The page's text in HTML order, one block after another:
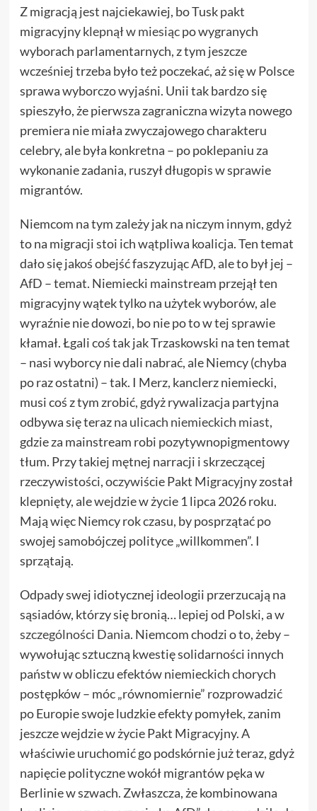
Z migracją jest najciekawiej, bo Tusk pakt
migracyjnyklepnął w miesiącpo wygranych
wyborach parlamentarnych, z tym jeszcze
wcześniej trzeba było też poczekać, aż się w Polsce
sprawa wyborczo wyjaśni. Unii tak bardzo się
spieszyło, że pierwsza zagraniczna wizyta nowego
premiera nie miała zwyczajowego charakteru
celebry, ale była konkretna – po poklepaniu za
wykonanie zadania, ruszył długopis w sprawie
migrantów.
Niemcom na tym zależy jak na niczym innym, gdyż
to na migracji stoi ich wątpliwa koalicja. Ten temat
dało się jakoś obejść faszyzując AfD, ale to był jej –
AfD – temat. Niemiecki mainstream przejął ten
migracyjny wątek tylko na użytek wyborów, ale
wyraźnie nie dowozi, bo nie po to w tej sprawie
kłamał. Łgali coś tak jak Trzaskowski na ten temat
– nasi wyborcy nie dali nabrać, ale Niemcy (chyba
po raz ostatni) – tak. I Merz, kanclerz niemiecki,
musi coś z tym zrobić, gdyż rywalizacja partyjna
odbywa się terazna ulicach niemieckich miast,
gdzie za mainstream robi pozytywnopigmentowy
tłum. Przy takiej mętnej narracji i skrzeczącej
rzeczywistości, oczywiście Pakt Migracyjny został
klepnięty, ale wejdzie w życie 1 lipca 2026 roku.
Mają więc Niemcy rok czasu, by posprzątać po
swojej samobójczej polityce „willkommen”. I
sprzątają.
Odpady swej idiotycznej ideologii przerzucają na
sąsiadów, którzy się bronią… lepiej od Polski, aw
szczególności Dania. Niemcom chodzi o to, żeby –
wywołując sztuczną kwestię solidarności innych
państw w obliczu efektów niemieckich chorych
postępków – móc „równomiernie” rozprowadzić
po Europie swoje ludzkie efekty pomyłek, zanim
jeszcze wejdzie w życie Pakt Migracyjny. A
właściwie uruchomić go podskórnie już teraz, gdyż
napięcie polityczne wokół migrantów pęka w
Berlinie w szwach. Zwłaszcza, że kombinowana